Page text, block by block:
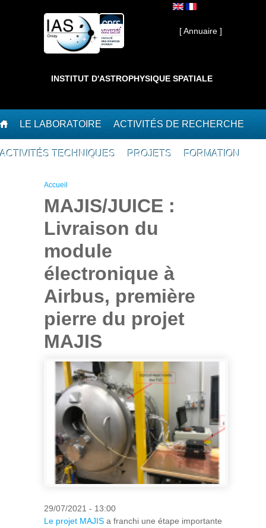
Interne ]
[ Annuaire ]
INSTITUT D'ASTROPHYSIQUE SPATIALE
LE LABORATOIRE ACTIVITÉS DE RECHERCHE
ACTIVITÉS TECHNIQUES PROJETS FORMATION
Vous êtes ici
Accueil
MAJIS/JUICE :
Livraison du
module
électronique à
Airbus, première
pierre du projet
MAJIS
29/07/2021 - 13:00
Le projet MAJIS a franchi une étape importante